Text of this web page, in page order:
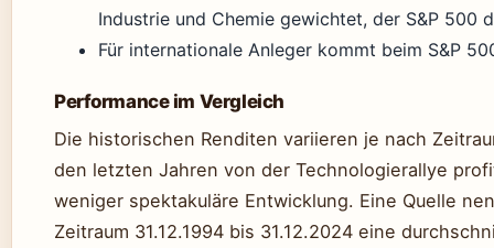
Industrie und Chemie gewichtet, der S&P 500
Für internationale Anleger kommt beim S&P
Performance im Vergleich
Die historischen Renditen variieren je nach
den letzten Jahren von der Technologierallye
weniger spektakuläre Entwicklung. Eine Quelle
Zeitraum 31.12.1994 bis 31.12.2024 eine